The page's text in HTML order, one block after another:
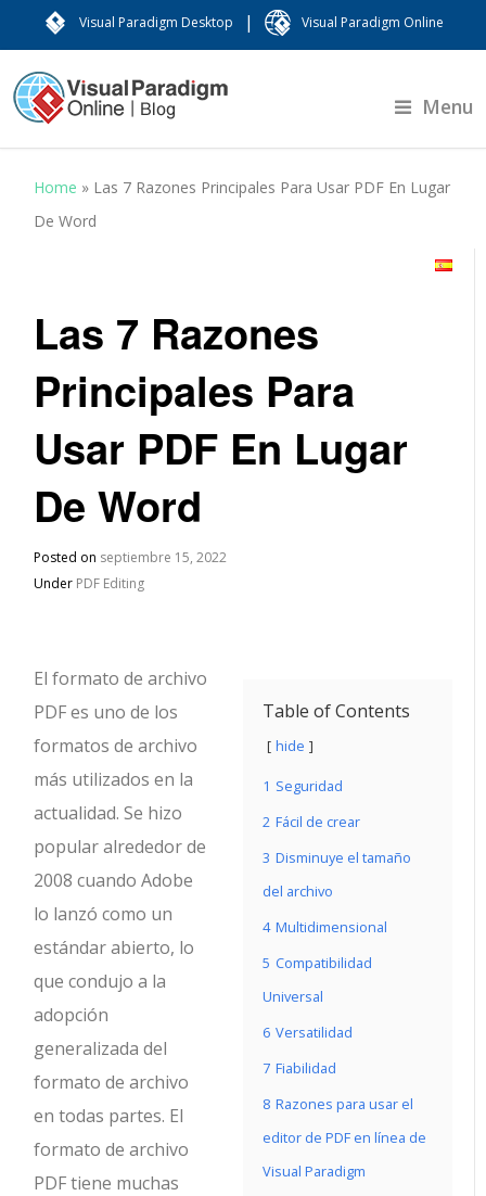
Visual Paradigm Desktop | Visual Paradigm Online
Menu
Home » Las 7 Razones Principales Para Usar PDF En Lugar
De Word
Las 7 Razones
Principales Para
Usar PDF En Lugar
De Word
Posted on septiembre 15, 2022
Under PDF Editing
Table of Contents
hide
1 Seguridad
2 Fácil de crear
3 Disminuye el tamaño
del archivo
4 Multidimensional
5 Compatibilidad
Universal
6 Versatilidad
7 Fiabilidad
8 Razones para usar el
editor de PDF en línea de
Visual Paradigm
El formato de archivo
PDF es uno de los
formatos de archivo
más utilizados en la
actualidad.Se hizo
popular alrededor de
2008 cuando Adobe
lo lanzó como un
estándar abierto, lo
que condujo a la
adopción
generalizada del
formato de archivo
en todas partes. El
formato de archivo
PDF tiene muchas